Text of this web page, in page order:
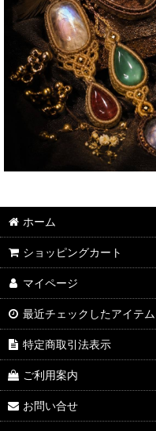
ホーム
ショッピングカート
マイページ
最近チェックしたアイテム
特定商取引法表示
ご利用案内
お問い合せ